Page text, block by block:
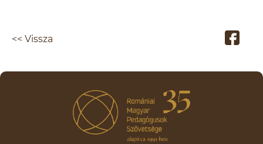
<< Vissza